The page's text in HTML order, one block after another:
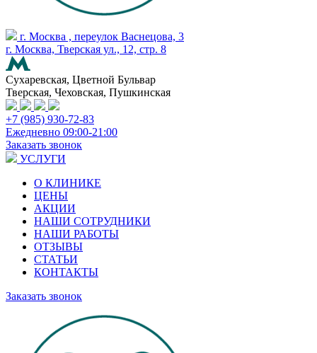
г. Москва , переулок Васнецова, 3
г. Москва, Тверская ул., 12, стр. 8
Сухаревская, Цветной Бульвар
Тверская, Чеховская, Пушкинская
+7 (985) 930-72-83
Ежедневно 09:00-21:00
Заказать звонок
УСЛУГИ
О КЛИНИКЕ
ЦЕНЫ
АКЦИИ
НАШИ СОТРУДНИКИ
НАШИ РАБОТЫ
ОТЗЫВЫ
СТАТЬИ
КОНТАКТЫ
Заказать звонок